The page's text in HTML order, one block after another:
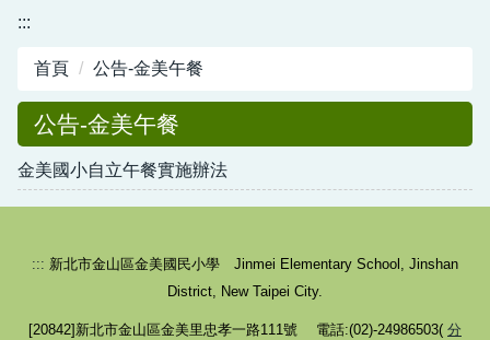
總務處
:::
首頁 公告-金美午餐
公告-金美午餐
金美國小自立午餐實施辦法
::: 新北市金山區金美國民小學 Jinmei Elementary School, Jinshan
District, New Taipei City.
[20842]新北市金山區金美里忠孝一路111號 電話:(02)-24986503( 分